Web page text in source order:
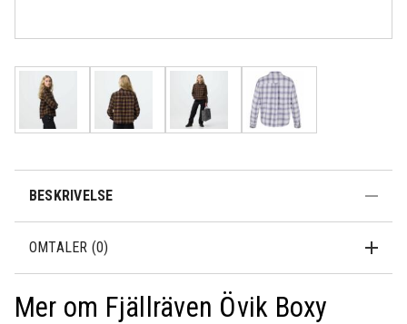
500,-
dager
BESKRIVELSE
OMTALER (0)
Mer om Fjällräven Övik Boxy